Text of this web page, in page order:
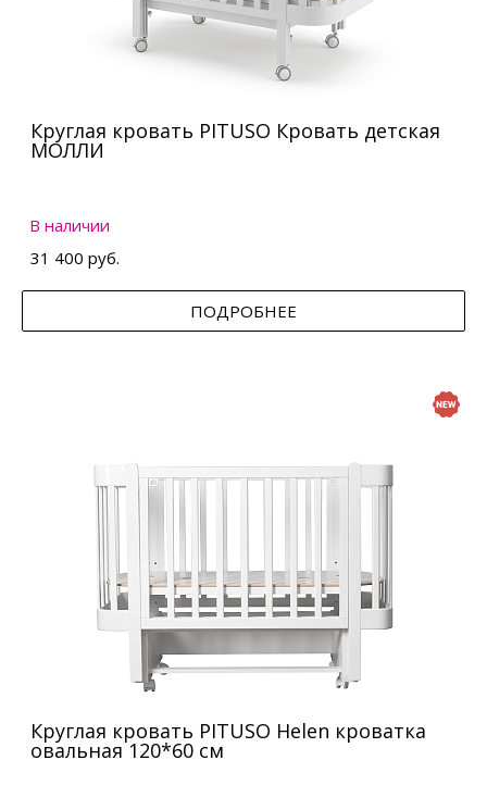
Круглая кровать PITUSO Кровать детская
МОЛЛИ
В наличии
31 400 руб.
ПОДРОБНЕЕ
Круглая кровать PITUSO Helen кроватка
овальная 120*60 см